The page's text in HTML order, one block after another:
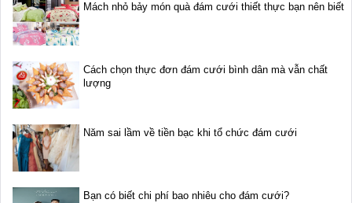
Mách nhỏ bảy món quà đám cưới thiết thực bạn nên biết
Cách chọn thực đơn đám cưới bình dân mà vẫn chất
lượng
Năm sai lầm về tiền bạc khi tổ chức đám cưới
Bạn có biết chi phí bao nhiêu cho đám cưới?